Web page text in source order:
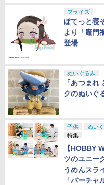
プライズ
ぼてっと寝
より「竈門
登場
ぬいぐるみ
「あつま
クのぬいぐ
子供 ぬい
特集
【HOBBY
ツのユニー
うめんスラ
「バーチャ